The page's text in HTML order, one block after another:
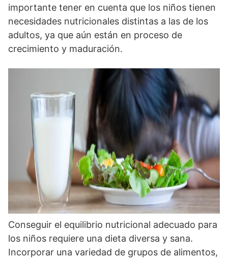
importante tener en cuenta que los niños tienen
necesidades nutricionales distintas a las de los
adultos, ya que aún están en proceso de
crecimiento y maduración.
Conseguir el equilibrio nutricional adecuado para
los niños requiere una dieta diversa y sana.
Incorporar una variedad de grupos de alimentos,